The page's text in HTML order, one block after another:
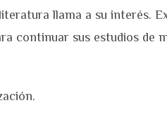
llama a su interés.
continuar sus estudios de